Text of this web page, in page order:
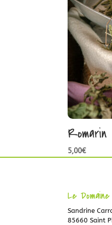
Romarin
5,00€
Le
Sandrine
85660 Saint